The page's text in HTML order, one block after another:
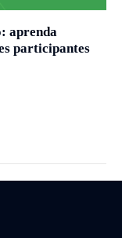
aprenda
participantes